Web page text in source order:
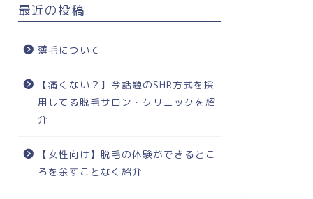
最近の投稿
薄毛について
【痛くない？】今話題のSHR方式を採
用してる脱毛サロン・クリニックを紹
介
【女性向け】脱毛の体験ができるとこ
ろを余すことなく紹介